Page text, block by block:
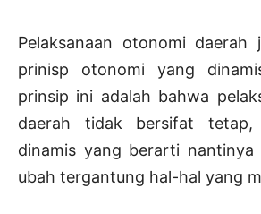
Pelaksanaan otonomi daerah
prinisp otonomi yang
prinsip ini adalah bahwa
daerah tidak bersifat
dinamis yang berarti nantinya
ubah tergantung hal-hal yang